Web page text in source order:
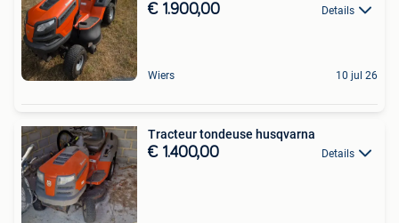
€ 1.900,00 Details
Wiers 10 jul 26
Tracteur tondeuse husqvarna
€ 1.400,00 Details